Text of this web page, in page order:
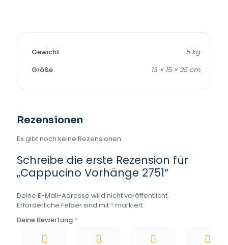
Gewicht
5 kg
Größe
13 × 15 × 25 cm
Rezensionen
Es gibt noch keine Rezensionen.
Schreibe die erste Rezension für
„Cappucino Vorhänge 2751“
Deine E-Mail-Adresse wird nicht veröffentlicht.
Erforderliche Felder sind mit *markiert
Deine Bewertung *